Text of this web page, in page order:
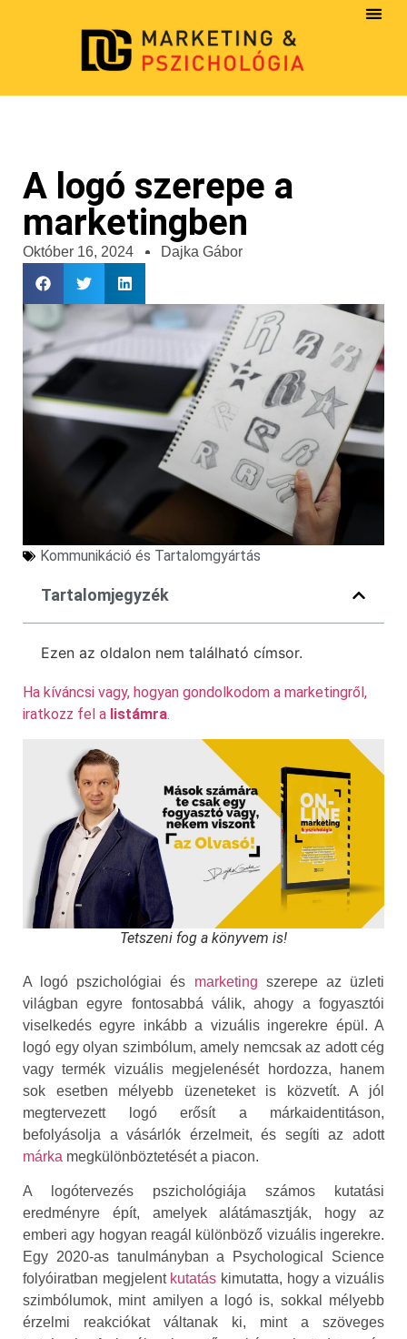
A logó szerepe a
marketingben
Október 16, 2024 Dajka Gábor
Kommunikáció és Tartalomgyártás
Tartalomjegyzék
Ezen az oldalon nem található címsor.
Ha kíváncsi vagy, hogyan gondolkodom a marketingről,
iratkozz fel a listámra.
Tetszeni fog a könyvem is!
A logó pszichológiai és marketing szerepe az üzleti
világban egyre fontosabbá válik, ahogy a fogyasztói
viselkedés egyre inkább a vizuális ingerekre épül. A
logó egy olyan szimbólum, amely nemcsak az adott cég
vagy termék vizuális megjelenését hordozza, hanem
sok esetben mélyebb üzeneteket is közvetít. A jól
megtervezett logó erősít a márkaidentitáson,
befolyásolja a vásárlók érzelmeit, és segíti az adott
márka megkülönböztetését a piacon.
A logótervezés pszichológiája számos kutatási
eredményre épít, amelyek alátámasztják, hogy az
emberi agy hogyan reagál különböző vizuális ingerekre.
Egy 2020-as tanulmányban a Psychological Science
folyóiratban megjelent kutatás kimutatta, hogy a vizuális
szimbólumok, mint amilyen a logó is, sokkal mélyebb
érzelmi reakciókat váltanak ki, mint a szöveges